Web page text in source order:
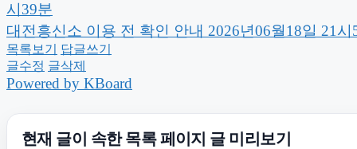
상간소송 부산흥
수원변호사
시39분
대전흥신소 이용 전 확인 안내 2026년06월18일 21시
목록보기
답글쓰기
글수정 글삭제
Powered by KBoard
현재 글이 속한 목록 페이지 글 미리보기